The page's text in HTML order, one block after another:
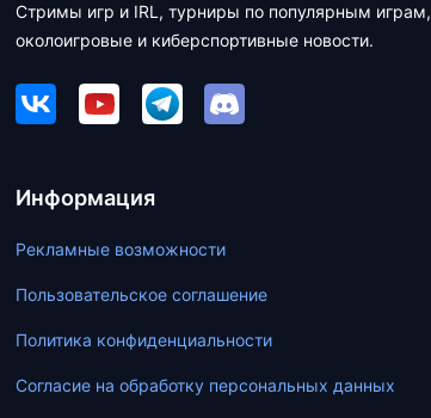
Стримы игр и IRL, турниры по популярным играм,
околоигровые и киберспортивные новости.
Информация
Рекламные возможности
Пользовательское соглашение
Политика конфиденциальности
Согласие на обработку персональных данных